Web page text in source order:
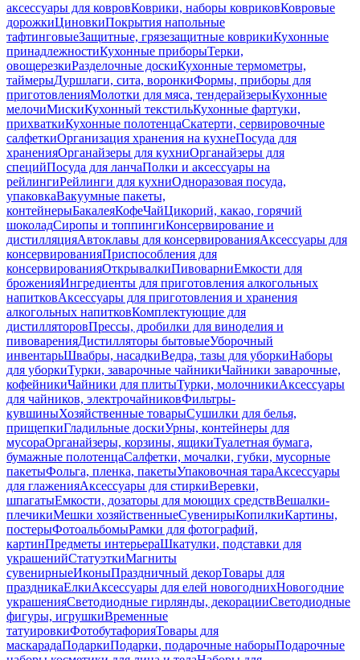
аксессуары для ковровКоврики, наборы ковриковКовровые
дорожкиЦиновкиПокрытия напольные
тафтинговыеЗащитные, грязезащитные коврикиКухонные
принадлежностиКухонные приборыТерки,
овощерезкиРазделочные доскиКухонные термометры,
таймерыДуршлаги, сита, воронкиФормы, приборы для
приготовленияМолотки для мяса, тендерайзерыКухонные
мелочиМискиКухонный текстильКухонные фартуки,
прихваткиКухонные полотенцаСкатерти, сервировочные
салфеткиОрганизация хранения на кухнеПосуда для
храненияОрганайзеры для кухниОрганайзеры для
специйПосуда для ланчаПолки и аксессуары на
рейлингиРейлинги для кухниОдноразовая посуда,
упаковкаВакуумные пакеты,
контейнерыБакалеяКофеЧайЦикорий, какао, горячий
шоколадСиропы и топпингиКонсервирование и
дистилляцияАвтоклавы для консервированияАксессуары для
консервированияПриспособления для
консервированияОткрывалкиПивоварниЕмкости для
броженияИнгредиенты для приготовления алкогольных
напитковАксессуары для приготовления и хранения
алкогольных напитковКомплектующие для
дистилляторовПрессы, дробилки для виноделия и
пивоваренияДистилляторы бытовыеУборочный
инвентарьШвабры, насадкиВедра, тазы для уборкиНаборы
для уборкиТурки, заварочные чайникиЧайники заварочные,
кофейникиЧайники для плитыТурки, молочникиАксессуары
для чайников, электрочайниковФильтры-
кувшиныХозяйственные товарыСушилки для белья,
прищепкиГладильные доскиУрны, контейнеры для
мусораОрганайзеры, корзины, ящикиТуалетная бумага,
бумажные полотенцаСалфетки, мочалки, губки, мусорные
пакетыФольга, пленка, пакетыУпаковочная тараАксессуары
для глаженияАксессуары для стиркиВеревки,
шпагатыЕмкости, дозаторы для моющих средствВешалки-
плечикиМешки хозяйственныеСувенирыКопилкиКартины,
постерыФотоальбомыРамки для фотографий,
картинПредметы интерьераШкатулки, подставки для
украшенийСтатуэткиМагниты
сувенирныеИконыПраздничный декорТовары для
праздникаЕлкиАксессуары для елей новогоднихНовогодние
украшенияСветодиодные гирлянды, декорацииСветодиодные
фигуры, игрушкиВременные
татуировкиФотобутафорияТовары для
маскарадаПодаркиПодарки, подарочные наборыПодарочные